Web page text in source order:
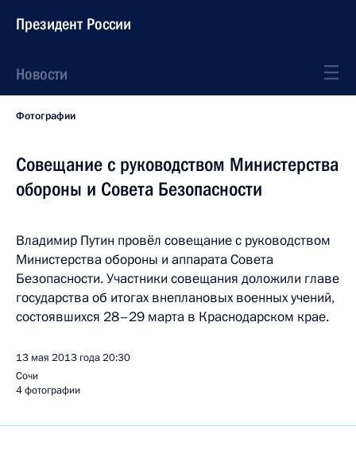
Президент России
Новости
Фотографии
Совещание с руководством Министерства
обороны и Совета Безопасности
Владимир Путин провёл совещание с руководством
Министерства обороны и аппарата Совета
Безопасности. Участники совещания доложили главе
государства об итогах внеплановых военных учений,
состоявшихся 28–29 марта в Краснодарском крае.
13 мая 2013 года20:30
Сочи
4 фотографии